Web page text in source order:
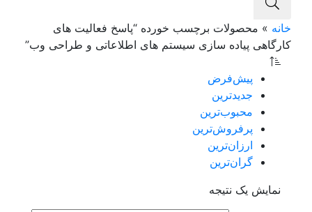
خانه» محصولات برچسب خورده “پاسخ فعالیت های
کارگاهی پیاده سازی سیستم های اطلاعاتی و طراحی وب”
پیش‌فرض
جدیدترین
محبوب‌ترین
پرفروش‌ترین
ارزان‌ترین
گران‌ترین
نمایش یک نتیجه